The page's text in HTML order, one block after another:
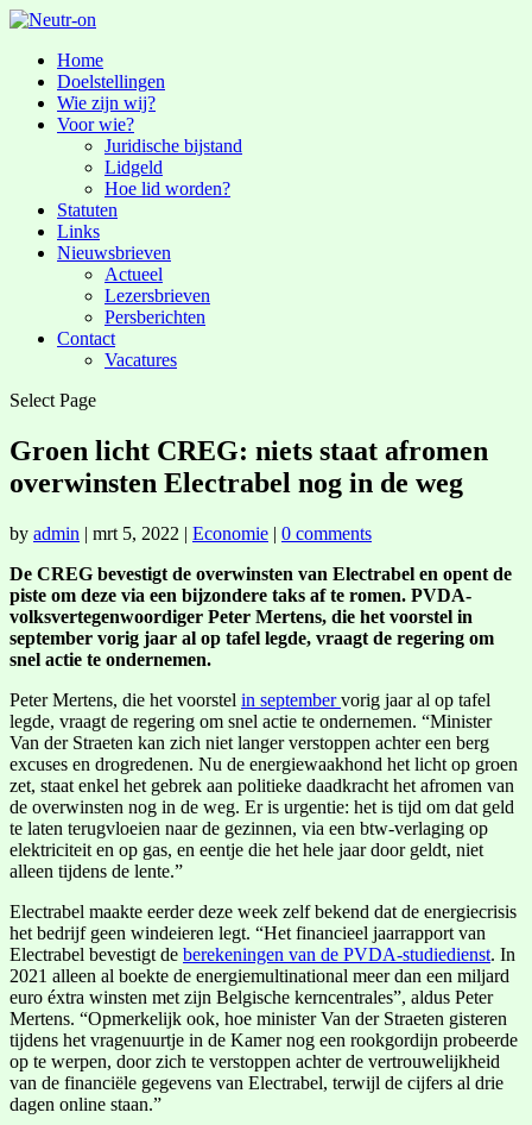
Home
Doelstellingen
Wie zijn wij?
Voor wie?
Juridische bijstand
Lidgeld
Hoe lid worden?
Statuten
Links
Nieuwsbrieven
Actueel
Lezersbrieven
Persberichten
Contact
Vacatures
Select Page
Groen licht CREG: niets staat afromen
overwinsten Electrabel nog in de weg
by admin | mrt 5, 2022 | Economie | 0 comments
De CREG bevestigt de overwinsten van Electrabel en opent de
piste om deze via een bijzondere taks af te romen. PVDA-
volksvertegenwoordiger Peter Mertens, die het voorstel in
september vorig jaar al op tafel legde, vraagt de regering om
snel actie te ondernemen.
Peter Mertens, die het voorstel in septembervorig jaar al op tafel
legde, vraagt de regering om snel actie te ondernemen. “Minister
Van der Straeten kan zich niet langer verstoppen achter een berg
excuses en drogredenen. Nu de energiewaakhond het licht op groen
zet, staat enkel het gebrek aan politieke daadkracht het afromen van
de overwinsten nog in de weg. Er is urgentie: het is tijd om dat geld
te laten terugvloeien naar de gezinnen, via een btw-verlaging op
elektriciteit en op gas, en eentje die het hele jaar door geldt, niet
alleen tijdens de lente.”
Electrabel maakte eerder deze week zelf bekend dat de energiecrisis
het bedrijf geen windeieren legt. “Het financieel jaarrapport van
Electrabel bevestigt de berekeningen van de PVDA-studiedienst. In
2021 alleen al boekte de energiemultinational meer dan een miljard
euro éxtra winsten met zijn Belgische kerncentrales”, aldus Peter
Mertens. “Opmerkelijk ook, hoe minister Van der Straeten gisteren
tijdens het vragenuurtje in de Kamer nog een rookgordijn probeerde
op te werpen, door zich te verstoppen achter de vertrouwelijkheid
van de financiële gegevens van Electrabel, terwijl de cijfers al drie
dagen online staan.”